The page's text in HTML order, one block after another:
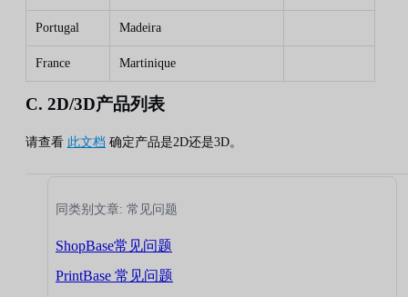
Portugal Madeira
France Martinique
C. 2D/3D产品列表
请查看 此文档 确定产品是2D还是3D。
同类别文章: 常见问题
ShopBase常见问题
PrintBase 常见问题